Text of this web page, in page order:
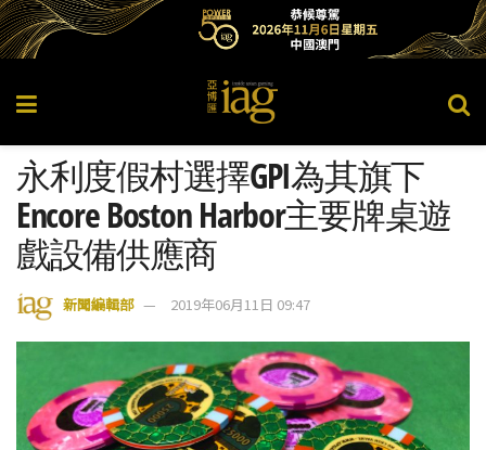
永利度假村選擇GPI為其旗下
Encore Boston Harbor主要牌桌遊
戲設備供應商
新聞編輯部 2019年06月11日 09:47